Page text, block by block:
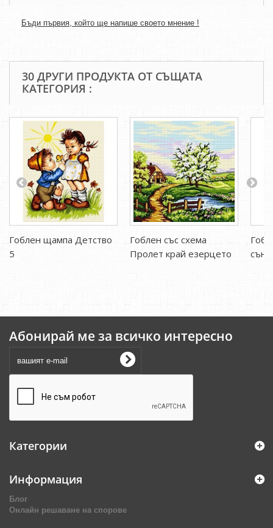
Бъди първия, който ще напише своето мнение !
30 ДРУГИ ПРОДУКТА ОТ СЪЩАТА
КАТЕГОРИЯ :
Гоблен щампа Детство
5
Гоблен със схема
Пролет край езерцето
сън
Абонирай ме за всичко интересно
Категории
Информация
Блог
Онлайн решаване на спорове